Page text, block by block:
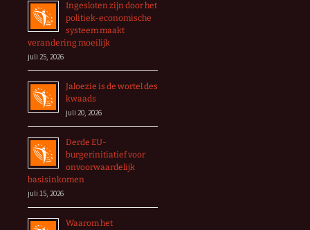
Ingesloten zijn door het
politiek-economische
systeem maakt
verandering moeilijk
juli 25, 2026
Jaloezie is de wortel des
kwaads
juli 20, 2026
Derde EU-
burgerinitiatief voor
onvoorwaardelijk
basisinkomen
juli 15, 2026
Waarom het